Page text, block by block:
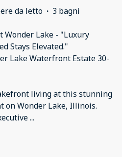
da letto · 3 bagni
Wonder Lake - "Luxury
Stays Elevated."
Lake Waterfront Estate 30-
living at this stunning
Wonder Lake, Illinois.
...